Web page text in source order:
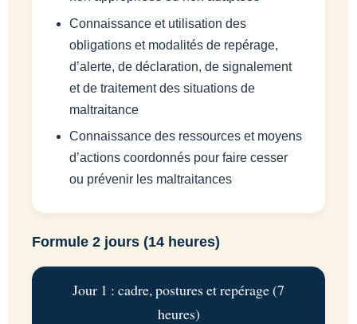
Connaissance et utilisation des
obligations et modalités de repérage,
d’alerte, de déclaration, de signalement
et de traitement des situations de
maltraitance
Connaissance des ressources et moyens
d’actions coordonnés pour faire cesser
ou prévenir les maltraitances
Formule 2 jours (14 heures)
Jour 1 : cadre, postures et repérage (7
heures)